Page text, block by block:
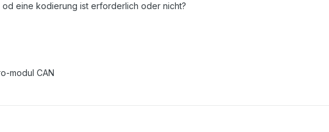
eine kodierung ist erforderlich oder nicht?
modul CAN